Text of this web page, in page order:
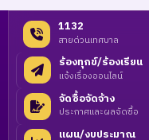
1132
สายด่วนเทศบาล
ร้องทุกข์/ร้องเรียน
แจ้งเรื่องออนไลน์
จัดซื้อจัดจ้าง
ประกาศและผลจัดซื้อ
แผน/งบประมาณ